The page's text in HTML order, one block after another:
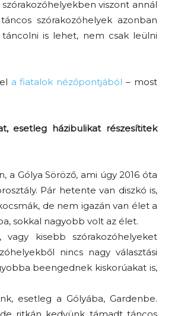
szórakozóhelyekben viszont annál
szórakozóhelyek azonban
is lehet, nem csak leülni
a fiatalok nézőpontjából – most
esetleg házibulikat részesítitek
a Gólya Söröző, ami úgy 2016 óta
Pár hetente van diszkó is,
de nem igazán van élet a
sokkal nagyobb volt az élet.
kisebb szórakozóhelyeket
nincs nagy választási
beengednek kiskorúakat is,
esetleg a Gólyába, Gardenbe.
re költözik a
és lélekről –